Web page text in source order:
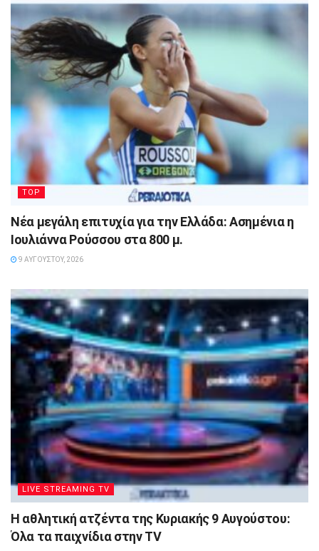
TOP
Νέα μεγάλη επιτυχία για την Ελλάδα: Ασημένια η
Ιουλιάννα Ρούσσου στα 800 μ.
9 ΑΥΓΟΎΣΤΟΥ, 2026
LIVE STREAMING TV
Η αθλητική ατζέντα της Κυριακής 9 Αυγούστου:
Όλα τα παιχνίδια στην TV